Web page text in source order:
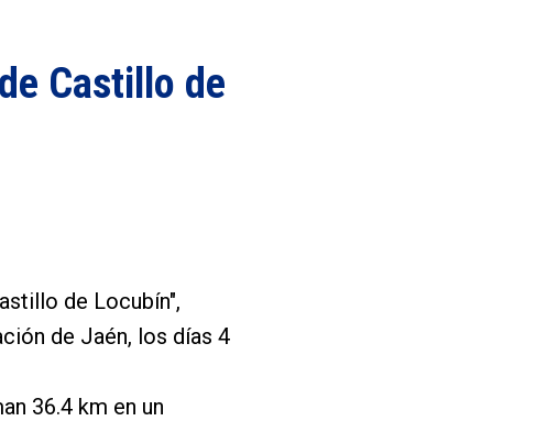
Castillo de
de Locubín",
de Jaén, los días 4
36.4 km en un